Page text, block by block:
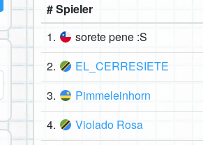
# Spieler
1.
sorete pene :S
2. EL_CERRESIETE
3. Pimmeleinhorn
4. Violado Rosa